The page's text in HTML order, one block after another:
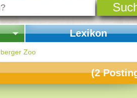
Lexikon
Startseite Lexikon
Zoo
(2